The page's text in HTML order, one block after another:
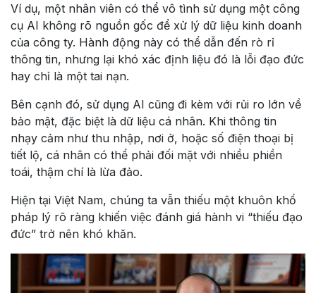
Ví dụ, một nhân viên có thể vô tình sử dụng một công
cụ AI không rõ nguồn gốc để xử lý dữ liệu kinh doanh
của công ty. Hành động này có thể dẫn đến rò rỉ
thông tin, nhưng lại khó xác định liệu đó là lỗi đạo đức
hay chỉ là một tai nạn.
Bên cạnh đó, sử dụng AI cũng đi kèm với rủi ro lớn về
bảo mật, đặc biệt là dữ liệu cá nhân. Khi thông tin
nhạy cảm như thu nhập, nơi ở, hoặc số điện thoại bị
tiết lộ, cá nhân có thể phải đối mặt với nhiều phiền
toái, thậm chí là lừa đảo.
Hiện tại Việt Nam, chúng ta vẫn thiếu một khuôn khổ
pháp lý rõ ràng khiến việc đánh giá hành vi “thiếu đạo
đức” trở nên khó khăn.